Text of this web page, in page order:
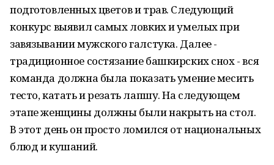
подготовленных цветов и трав. Следующий
конкурс выявил самых ловких и умелых при
завязывании мужского галстука. Далее -
традиционное состязание башкирских снох - вся
команда должна была показать умение месить
тесто, катать и резать лапшу. На следующем
этапе женщины должны были накрыть на стол.
В этот день он просто ломился от национальных
блюд и кушаний.